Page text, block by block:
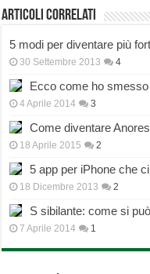
Articoli correlati
5 modi per diventare più
30 Settembre 2013 4
Ecco come ho
4 Aprile 2014 3
Come diventare
18 Aprile 2015 2
5 app per iPhone che
18 Dicembre 2013 2
S sibilante: come si
7 Aprile 2014 1